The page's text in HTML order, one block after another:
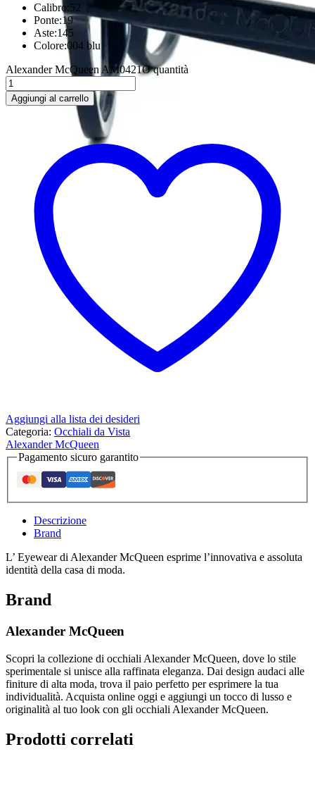
Calibro:52
Ponte:19
Aste:145
Colore:004 blu
Alexander McQueen AM0421O quantità
Aggiungi al carrello
Aggiungi alla lista dei desideri
Categoria: Occhiali da Vista
Alexander McQueen
Pagamento sicuro garantito
Descrizione
Brand
L’ Eyewear di Alexander McQueen esprime l’innovativa e assoluta
identità della casa di moda.
Brand
Alexander McQueen
Scopri la collezione di occhiali Alexander McQueen, dove lo stile
sperimentale si unisce alla raffinata eleganza. Dai design audaci alle
finiture di alta moda, trova il paio perfetto per esprimere la tua
individualità. Acquista online oggi e aggiungi un tocco di lusso e
originalità al tuo look con gli occhiali Alexander McQueen.
Prodotti correlati